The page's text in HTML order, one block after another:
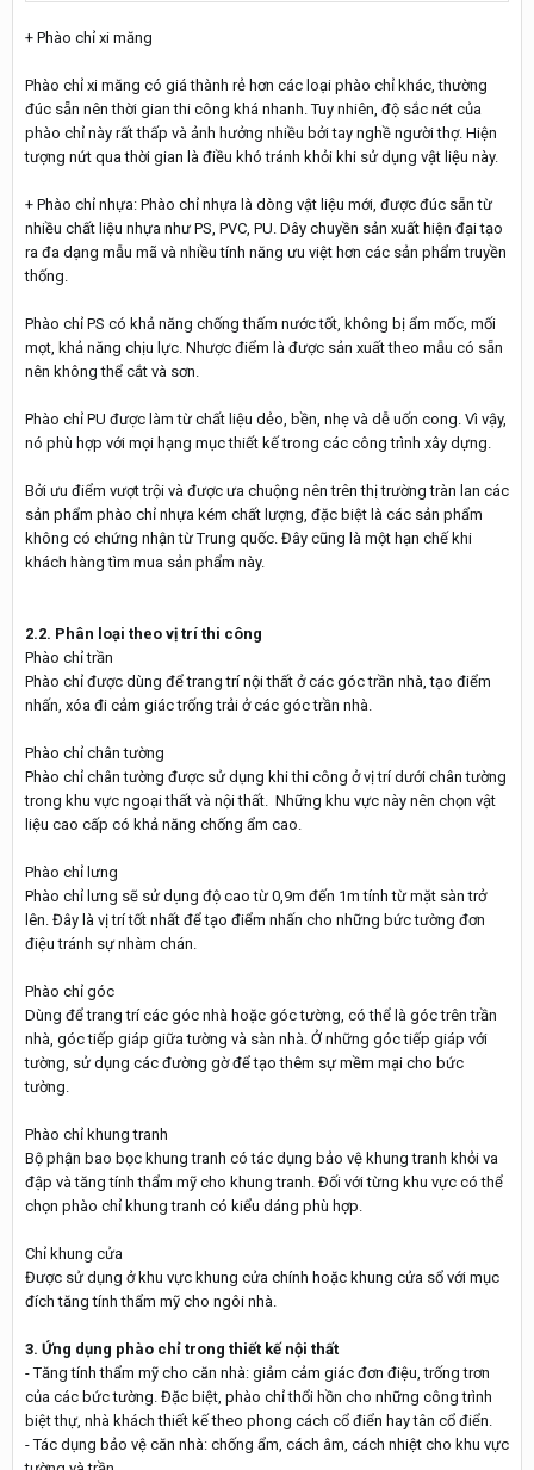
+ Phào chỉ xi măng
Phào chỉ xi măng có giá thành rẻ hơn các loại phào chỉ khác, thường
đúc sẵn nên thời gian thi công khá nhanh. Tuy nhiên, độ sắc nét của
phào chỉ này rất thấp và ảnh hưởng nhiều bởi tay nghề người thợ. Hiện
tượng nứt qua thời gian là điều khó tránh khỏi khi sử dụng vật liệu này.
+ Phào chỉ nhựa: Phào chỉ nhựa là dòng vật liệu mới, được đúc sẵn từ
nhiều chất liệu nhựa như PS, PVC, PU. Dây chuyền sản xuất hiện đại tạo
ra đa dạng mẫu mã và nhiều tính năng ưu việt hơn các sản phẩm truyền
thống.
Phào chỉ PS có khả năng chống thấm nước tốt, không bị ẩm mốc, mối
mọt, khả năng chịu lực. Nhược điểm là được sản xuất theo mẫu có sẵn
nên không thể cắt và sơn.
Phào chỉ PU được làm từ chất liệu dẻo, bền, nhẹ và dễ uốn cong. Vì vậy,
nó phù hợp với mọi hạng mục thiết kế trong các công trình xây dựng.
Bởi ưu điểm vượt trội và được ưa chuộng nên trên thị trường tràn lan các
sản phẩm phào chỉ nhựa kém chất lượng, đặc biệt là các sản phẩm
không có chứng nhận từ Trung quốc. Đây cũng là một hạn chế khi
khách hàng tìm mua sản phẩm này.
2.2. Phân loại theo vị trí thi công
Phào chỉ trần
Phào chỉ được dùng để trang trí nội thất ở các góc trần nhà, tạo điểm
nhấn, xóa đi cảm giác trống trải ở các góc trần nhà.
Phào chỉ chân tường
Phào chỉ chân tường được sử dụng khi thi công ở vị trí dưới chân tường
trong khu vực ngoại thất và nội thất. Những khu vực này nên chọn vật
liệu cao cấp có khả năng chống ẩm cao.
Phào chỉ lưng
Phào chỉ lưng sẽ sử dụng độ cao từ 0,9m đến 1m tính từ mặt sàn trở
lên. Đây là vị trí tốt nhất để tạo điểm nhấn cho những bức tường đơn
điệu tránh sự nhàm chán.
Phào chỉ góc
Dùng để trang trí các góc nhà hoặc góc tường, có thể là góc trên trần
nhà, góc tiếp giáp giữa tường và sàn nhà. Ở những góc tiếp giáp với
tường, sử dụng các đường gờ để tạo thêm sự mềm mại cho bức
tường.
Phào chỉ khung tranh
Bộ phận bao bọc khung tranh có tác dụng bảo vệ khung tranh khỏi va
đập và tăng tính thẩm mỹ cho khung tranh. Đối với từng khu vực có thể
chọn phào chỉ khung tranh có kiểu dáng phù hợp.
Chỉ khung cửa
Được sử dụng ở khu vực khung cửa chính hoặc khung cửa sổ với mục
đích tăng tính thẩm mỹ cho ngôi nhà.
3. Ứng dụng phào chỉ trong thiết kế nội thất
- Tăng tính thẩm mỹ cho căn nhà: giảm cảm giác đơn điệu, trống trơn
của các bức tường. Đặc biệt, phào chỉ thổi hồn cho những công trình
biệt thự, nhà khách thiết kế theo phong cách cổ điển hay tân cổ điển.
- Tác dụng bảo vệ căn nhà: chống ẩm, cách âm, cách nhiệt cho khu vực